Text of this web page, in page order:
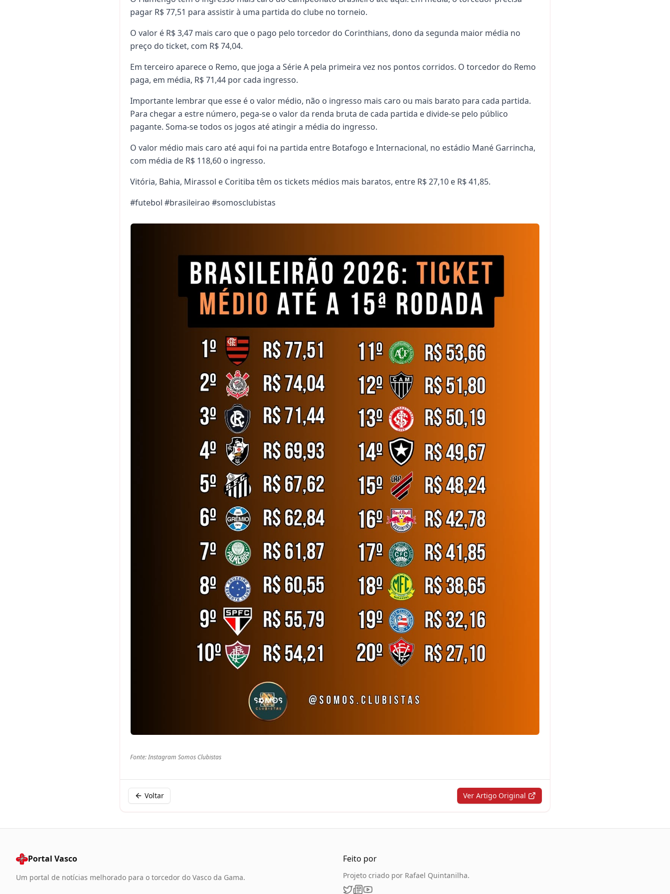
pagar R$ 77,51 para assistir à uma partida do clube no torneio.
O valor é R$ 3,47 mais caro que o pago pelo torcedor do Corinthians, dono da segunda maior média no
preço do ticket, com R$ 74,04.
Em terceiro aparece o Remo, que joga a Série A pela primeira vez nos pontos corridos. O torcedor do Remo
paga, em média, R$ 71,44 por cada ingresso.
Importante lembrar que esse é o valor médio, não o ingresso mais caro ou mais barato para cada partida.
Para chegar a estre número, pega-se o valor da renda bruta de cada partida e divide-se pelo público
pagante. Soma-se todos os jogos até atingir a média do ingresso.
O valor médio mais caro até aqui foi na partida entre Botafogo e Internacional, no estádio Mané Garrincha,
com média de R$ 118,60 o ingresso.
Vitória, Bahia, Mirassol e Coritiba têm os tickets médios mais baratos, entre R$ 27,10 e R$ 41,85.
#futebol #brasileirao #somosclubistas
Fonte: Instagram Somos Clubistas
Voltar Ver Artigo Original
Portal Vasco
Um portal de notícias melhorado para o torcedor do Vasco da Gama.
Feito por
Projeto criado por Rafael Quintanilha.